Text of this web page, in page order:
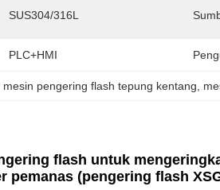
SUS304/316L
PLC+HMI
mesin pengering flash tepung kentang
flash untuk
pemanas (pengering flash